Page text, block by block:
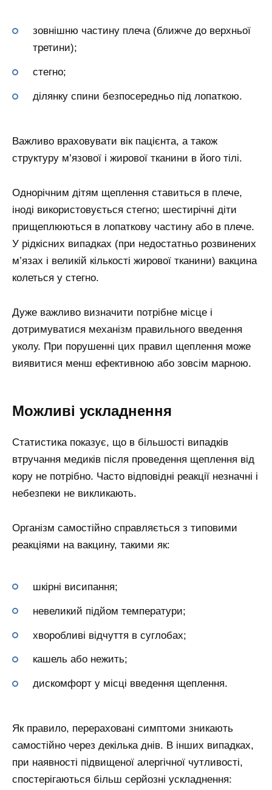
зовнішню частину плеча (ближче до верхньої
третини);
стегно;
ділянку спини безпосередньо під лопаткою.
Важливо враховувати вік пацієнта, а також
структуру м’язової і жирової тканини в його тілі.
Однорічним дітям щеплення ставиться в плече,
іноді використовується стегно; шестирічні діти
прищеплюються в лопаткову частину або в плече.
У рідкісних випадках (при недостатньо розвинених
м’язах і великій кількості жирової тканини) вакцина
колеться у стегно.
Дуже важливо визначити потрібне місце і
дотримуватися механізм правильного введення
уколу. При порушенні цих правил щеплення може
виявитися менш ефективною або зовсім марною.
Можливі ускладнення
Статистика показує, що в більшості випадків
втручання медиків після проведення щеплення від
кору не потрібно. Часто відповідні реакції незначні і
небезпеки не викликають.
Організм самостійно справляється з типовими
реакціями на вакцину, такими як:
шкірні висипання;
невеликий підйом температури;
хворобливі відчуття в суглобах;
кашель або нежить;
дискомфорт у місці введення щеплення.
Як правило, перераховані симптоми зникають
самостійно через декілька днів. В інших випадках,
при наявності підвищеної алергічної чутливості,
спостерігаються більш серйозні ускладнення: